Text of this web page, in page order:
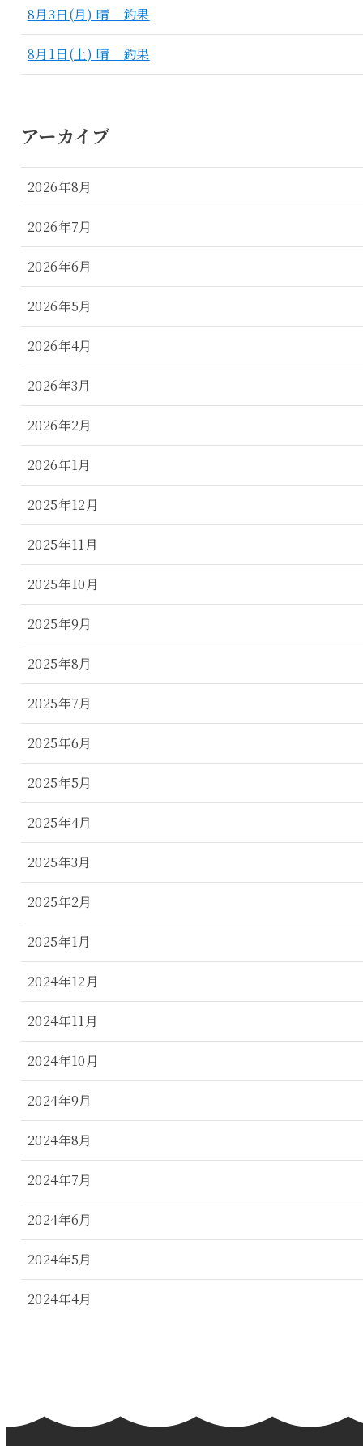
8月3日(月) 晴 釣果
8月1日(土) 晴 釣果
アーカイブ
2026年8月
2026年7月
2026年6月
2026年5月
2026年4月
2026年3月
2026年2月
2026年1月
2025年12月
2025年11月
2025年10月
2025年9月
2025年8月
2025年7月
2025年6月
2025年5月
2025年4月
2025年3月
2025年2月
2025年1月
2024年12月
2024年11月
2024年10月
2024年9月
2024年8月
2024年7月
2024年6月
2024年5月
2024年4月
2024年1月